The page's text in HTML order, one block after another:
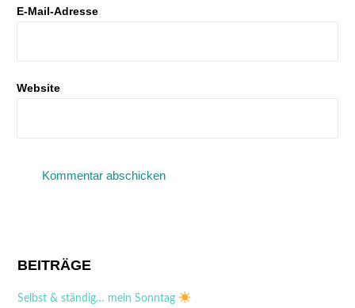
E-Mail-Adresse
Website
t
r
BEITRÄGE
Selbst & ständig… mein Sonntag